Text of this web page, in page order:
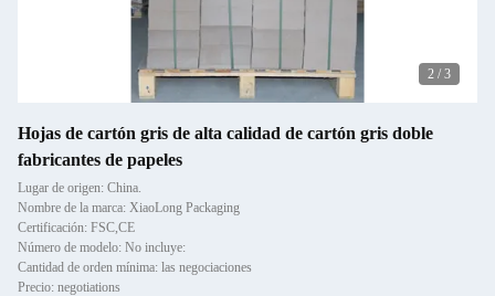
2 / 3
Hojas de cartón gris de alta calidad de cartón gris doble
fabricantes de papeles
Lugar de origen: China.
Nombre de la marca: XiaoLong Packaging
Certificación: FSC,CE
Número de modelo: No incluye:
Cantidad de orden mínima: las negociaciones
Precio: negotiations